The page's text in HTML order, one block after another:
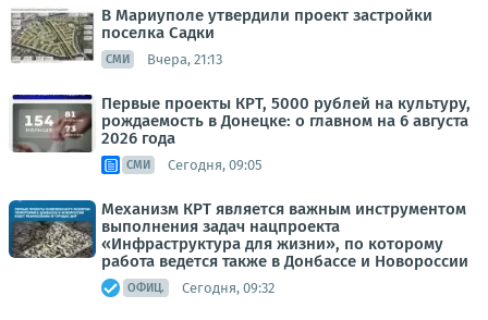
В Мариуполе утвердили проект застройки
поселка Садки
СМИ Вчера, 21:13
Первые проекты КРТ, 5000 рублей на культуру,
рождаемость в Донецке: о главном на 6 августа
2026 года
СМИ Сегодня, 09:05
Механизм КРТ является важным инструментом
выполнения задач нацпроекта
«Инфраструктура для жизни», по которому
работа ведется также в Донбассе и Новороссии
ОФИЦ. Сегодня, 09:32